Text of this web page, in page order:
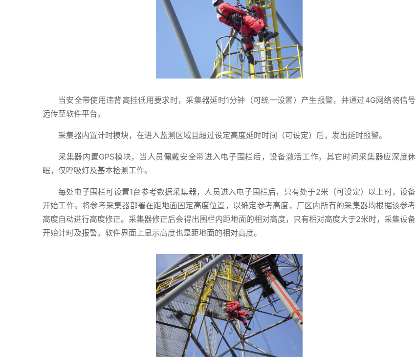
当安全带使用违背高挂低用要求时，采集器延时1分钟（可统一设置）产生报警，并通过4G网络将信号
远传至软件平台。
采集器内置计时模块，在进入监测区域且超过设定高度延时时间（可设定）后，发出延时报警。
采集器内置GPS模块，当人员佩戴安全带进入电子围栏后，设备激活工作。其它时间采集器应深度休
眠，仅呼吸灯及基本检测工作。
每处电子围栏可设置1台参考数据采集器，人员进入电子围栏后，只有处于2米（可设定）以上时，设备
开始工作。将参考采集器部署在距地面固定高度位置，以确定参考高度，厂区内所有的采集器均根据该参考
高度自动进行高度修正。采集器修正后会得出围栏内距地面的相对高度，只有相对高度大于2米时，采集设备
开始计时及报警。软件界面上显示高度也是距地面的相对高度。